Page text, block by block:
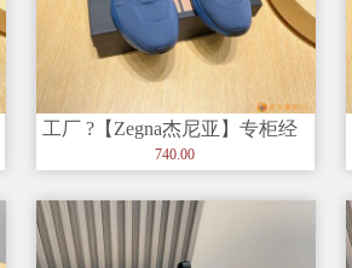
工厂 ?【Zegna杰尼亚】专柜经
典休闲鞋，以细节和创造力
740.00